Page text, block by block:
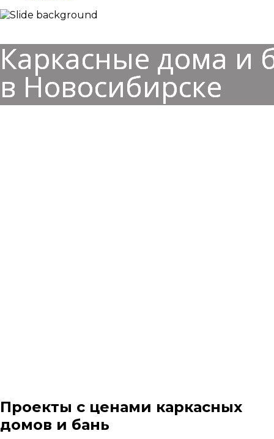
Каркасные дома и
в Новосибирске
Проекты с ценами каркасных
домов и бань